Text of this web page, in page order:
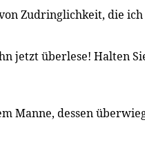
Zudringlichkeit, die
jetzt überlese! Halten
Manne, dessen